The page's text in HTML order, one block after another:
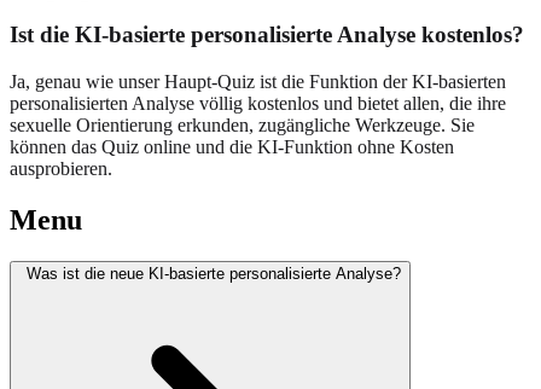
Ist die KI-basierte personalisierte Analyse kostenlos?
Ja, genau wie unser Haupt-Quiz ist die Funktion der KI-basierten
personalisierten Analyse völlig kostenlos und bietet allen, die ihre
sexuelle Orientierung erkunden, zugängliche Werkzeuge. Sie
können das Quiz online und die KI-Funktion ohne Kosten
ausprobieren.
Menu
Was ist die neue KI-basierte personalisierte Analyse?